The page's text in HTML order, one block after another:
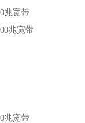
兆宽带
兆宽带
兆宽带